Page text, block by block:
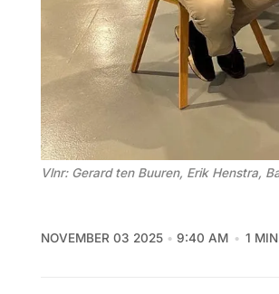
Vlnr: Gerard ten Buuren, Erik Henstra,
NOVEMBER 03 2025 9:40 AM 1